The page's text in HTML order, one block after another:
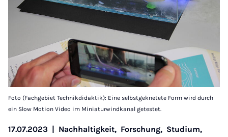
Foto (Fachgebiet Technikdidaktik): Eine selbstgeknetete Form wird durch
ein Slow Motion Video im Miniaturwindkanal getestet.
17.07.2023 Nachhaltigkeit, Forschung, Studium,